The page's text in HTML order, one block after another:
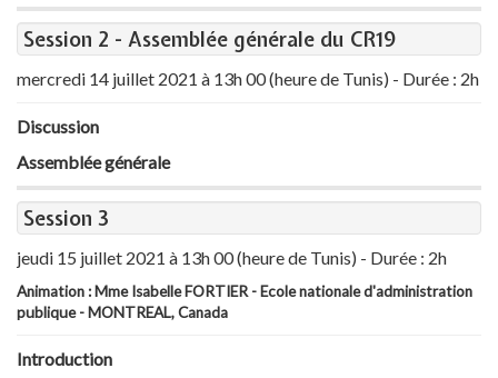
Session 2 - Assemblée générale du CR19
mercredi 14 juillet 2021 à 13h 00 (heure de Tunis) - Durée : 2h
Discussion
Assemblée générale
Session 3
jeudi 15 juillet 2021 à 13h 00 (heure de Tunis) - Durée : 2h
Animation : Mme Isabelle FORTIER - Ecole nationale d'administration
publique - MONTREAL, Canada
Introduction